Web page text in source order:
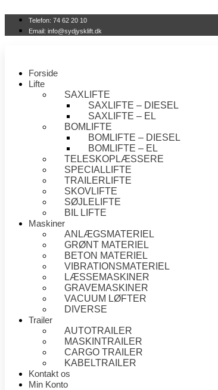
indhold
Telefon: 74 62 20 10
Email: info@sydjysklift.dk
Forside
Lifte
SAXLIFTE
SAXLIFTE – DIESEL
SAXLIFTE – EL
BOMLIFTE
BOMLIFTE – DIESEL
BOMLIFTE – EL
TELESKOPLÆSSERE
SPECIALLIFTE
TRAILERLIFTE
SKOVLIFTE
SØJLELIFTE
BIL LIFTE
Maskiner
ANLÆGSMATERIEL
GRØNT MATERIEL
BETON MATERIEL
VIBRATIONSMATERIEL
LÆSSEMASKINER
GRAVEMASKINER
VACUUM LØFTER
DIVERSE
Trailer
AUTOTRAILER
MASKINTRAILER
CARGO TRAILER
KABELTRAILER
Kontakt os
Min Konto